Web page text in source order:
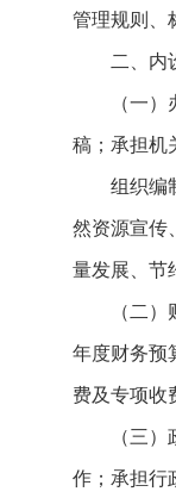
管理规则、
二、内
（一
稿；承担机
组织编
然资源宣传
量发展、节
（二
年度财务预
费及专项收
（三
作；承担行